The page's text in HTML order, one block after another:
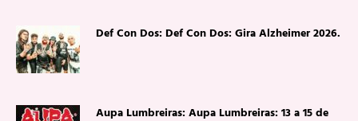
Def Con Dos: Def Con Dos: Gira Alzheimer 2026.
Aupa Lumbreiras: Aupa Lumbreiras: 13 a 15 de